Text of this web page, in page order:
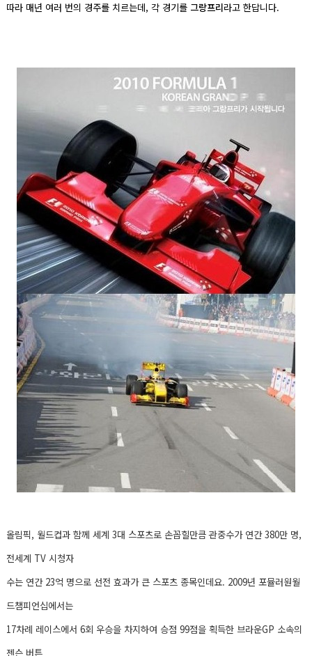
따라 매년 여러 번의 경주를 치르는데, 각 경기를 그랑프리라고 한답니다.
올림픽, 월드컵과 함께 세계 3대 스포츠로 손꼽힐만큼 관중수가 연간 380만 명,
전세계 TV 시청자
수는 연간 23억 명으로 선전 효과가 큰 스포츠 종목인데요. 2009년 포뮬러원월
드챔피언십에서는
17차례 레이스에서 6회 우승을 차지하여 승점 99점을 획득한 브라운GP 소속의
젠슨 버튼